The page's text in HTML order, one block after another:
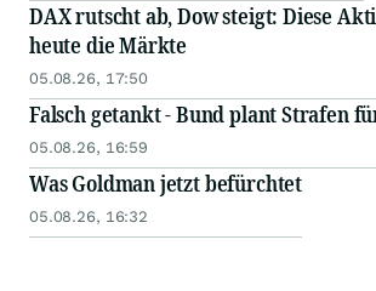
DAX rutscht ab, Dow steigt: Diese
heute die Märkte
05.08.26, 17:50
Falsch getankt - Bund plant Strafen
05.08.26, 16:59
Was Goldman jetzt befürchtet
05.08.26, 16:32